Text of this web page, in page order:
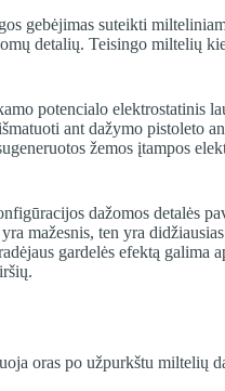
gebėjimas suteikti
detalių. Teisingo miltelių
potencialo elektrostatinis
ant dažymo pistoleto
žemos įtampos
dažomos detalės
mažesnis, ten yra
gardelės efektą
oras po užpurkštu miltelių